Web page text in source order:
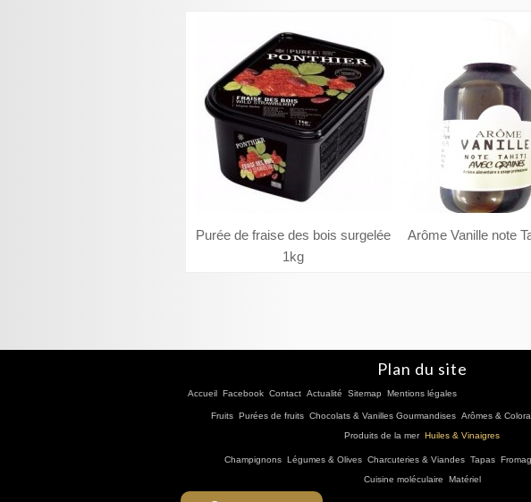
Purée de fraise des bois surgelée
1kg
Arôme Vanille note
Plan du site
Accueil Facebook Contact Actualité Sitemap Mentions légales
Fruits Purées de fruits Chocolats & Vanilles Gourmandises Arômes &
Produits de la mer Huiles & Vinaigres
Champignons Légumes & Olives Charcuteries & Viandes Tapas
Cuisine moléculaire
Matériel